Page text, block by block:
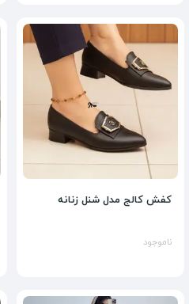
کفش کالج مدل شنل زنانه
ناموجود